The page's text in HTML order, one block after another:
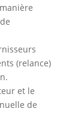
(relance)
et le
de